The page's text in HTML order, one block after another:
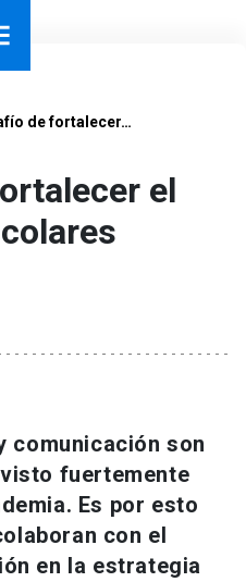
de fortalecer…
el
comunicación son
fuertemente
Es por esto
con el
en la estrategia